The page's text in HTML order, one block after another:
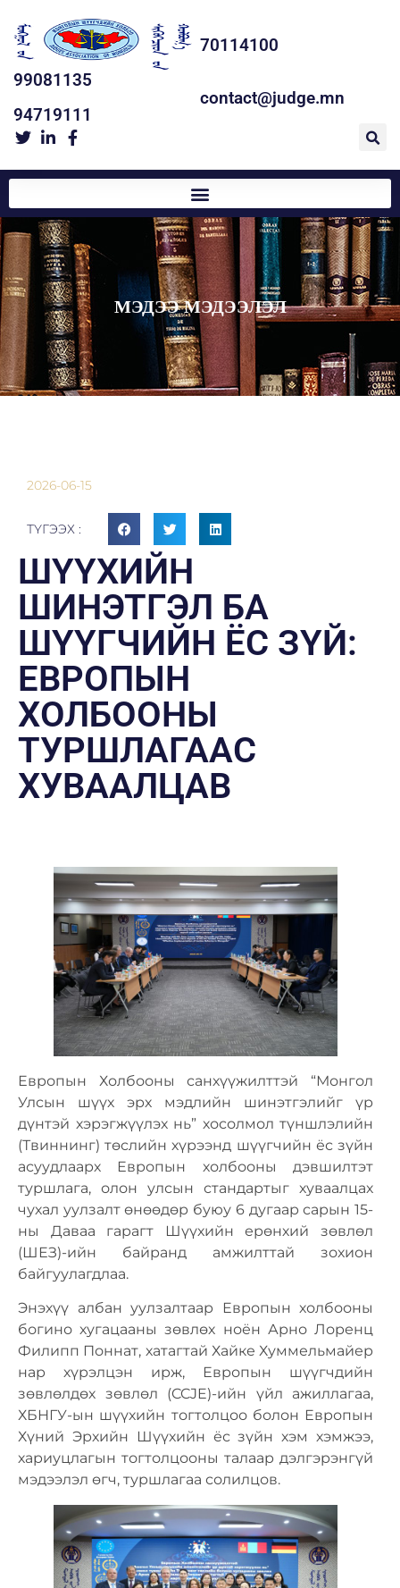
70114100
99081135
94719111
contact@judge.mn
МЭДЭЭ МЭДЭЭЛЭЛ
2026-06-15
ТҮГЭЭХ :
ШҮҮХИЙН
ШИНЭТГЭЛ БА
ШҮҮГЧИЙН ЁС ЗҮЙ:
ЕВРОПЫН
ХОЛБООНЫ
ТУРШЛАГААС
ХУВААЛЦАВ
Европын Холбооны санхүүжилттэй “Монгол
Улсын шүүх эрх мэдлийн шинэтгэлийг үр
дүнтэй хэрэгжүүлэх нь” хосолмол түншлэлийн
(Твиннинг) төслийн хүрээнд шүүгчийн ёс зүйн
асуудлаарх Европын холбооны дэвшилтэт
туршлага, олон улсын стандартыг хуваалцах
чухал уулзалт өнөөдөр буюу 6 дугаар сарын 15-
ны Даваа гарагт Шүүхийн ерөнхий зөвлөл
(ШЕЗ)-ийн байранд амжилттай зохион
байгуулагдлаа.
Энэхүү албан уулзалтаар Европын холбооны
богино хугацааны зөвлөх ноён Арно Лоренц
Филипп Поннат, хатагтай Хайке Хуммельмайер
нар хүрэлцэн ирж, Европын шүүгчдийн
зөвлөлдөх зөвлөл (CCJE)-ийн үйл ажиллагаа,
ХБНГУ-ын шүүхийн тогтолцоо болон Европын
Хүний Эрхийн Шүүхийн ёс зүйн хэм хэмжээ,
хариуцлагын тогтолцооны талаар дэлгэрэнгүй
мэдээлэл өгч, туршлагаа солилцов.